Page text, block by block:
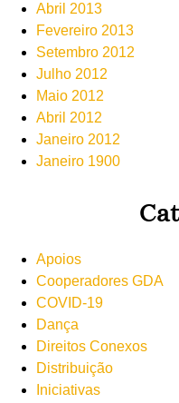
Abril 2013
Fevereiro 2013
Setembro 2012
Julho 2012
Maio 2012
Abril 2012
Janeiro 2012
Janeiro 1900
Apoios
Cooperadores GDA
COVID-19
Dança
Direitos Conexos
Distribuição
Iniciativas